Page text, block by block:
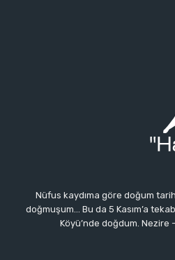
Nüfus kaydıma göre doğum
doğmuşum… Bu da 5 Kasım’a
Köyü’nde doğdum. Nezire